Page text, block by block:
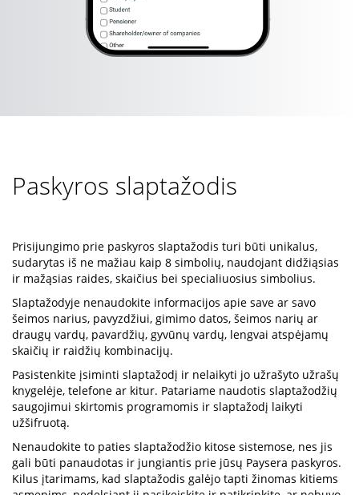
Paskyros slaptažodis
Prisijungimo prie paskyros slaptažodis turi būti unikalus,
sudarytas iš ne mažiau kaip 8 simbolių, naudojant didžiąsias
ir mažąsias raides, skaičius bei specialiuosius simbolius.
Slaptažodyje nenaudokite informacijos apie save ar savo
šeimos narius, pavyzdžiui, gimimo datos, šeimos narių ar
draugų vardų, pavardžių, gyvūnų vardų, lengvai atspėjamų
skaičių ir raidžių kombinacijų.
Pasistenkite įsiminti slaptažodį ir nelaikyti jo užrašyto užrašų
knygelėje, telefone ar kitur. Patariame naudotis slaptažodžių
saugojimui skirtomis programomis ir slaptažodį laikyti
užšifruotą.
Nenaudokite to paties slaptažodžio kitose sistemose, nes jis
gali būti panaudotas ir jungiantis prie jūsų Paysera paskyros.
Kilus įtarimams, kad slaptažodis galėjo tapti žinomas kitiems